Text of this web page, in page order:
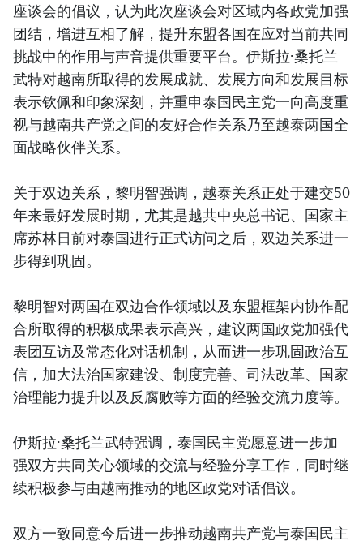
座谈会的倡议，认为此次座谈会对区域内各政党加强
团结，增进互相了解，提升东盟各国在应对当前共同
挑战中的作用与声音提供重要平台。伊斯拉·桑托兰
武特对越南所取得的发展成就、发展方向和发展目标
表示钦佩和印象深刻，并重申泰国民主党一向高度重
视与越南共产党之间的友好合作关系乃至越泰两国全
面战略伙伴关系。
关于双边关系，黎明智强调，越泰关系正处于建交50
年来最好发展时期，尤其是越共中央总书记、国家主
席苏林日前对泰国进行正式访问之后，双边关系进一
步得到巩固。
黎明智对两国在双边合作领域以及东盟框架内协作配
合所取得的积极成果表示高兴，建议两国政党加强代
表团互访及常态化对话机制，从而进一步巩固政治互
信，加大法治国家建设、制度完善、司法改革、国家
治理能力提升以及反腐败等方面的经验交流力度等。
伊斯拉·桑托兰武特强调，泰国民主党愿意进一步加
强双方共同关心领域的交流与经验分享工作，同时继
续积极参与由越南推动的地区政党对话倡议。
双方一致同意今后进一步推动越南共产党与泰国民主